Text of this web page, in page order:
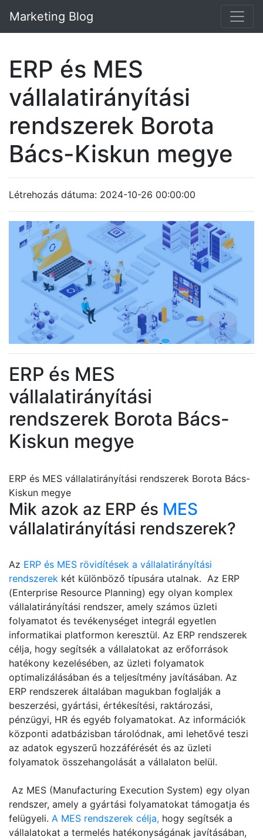
Marketing Blog
ERP és MES
vállalatirányítási
rendszerek Borota
Bács-Kiskun megye
Létrehozás dátuma: 2024-10-26 00:00:00
ERP és MES
vállalatirányítási
rendszerek Borota Bács-
Kiskun megye
ERP és MES vállalatirányítási rendszerek Borota Bács-
Kiskun megye
Mik azok az ERP és MES
vállalatirányítási rendszerek?
Az ERP és MES rövidítések a vállalatirányítási
rendszerek két különböző típusára utalnak. Az ERP
(Enterprise Resource Planning) egy olyan komplex
vállalatirányítási rendszer, amely számos üzleti
folyamatot és tevékenységet integrál egyetlen
informatikai platformon keresztül. Az ERP rendszerek
célja, hogy segítsék a vállalatokat az erőforrások
hatékony kezelésében, az üzleti folyamatok
optimalizálásában és a teljesítmény javításában. Az
ERP rendszerek általában magukban foglalják a
beszerzési, gyártási, értékesítési, raktározási,
pénzügyi, HR és egyéb folyamatokat. Az információk
központi adatbázisban tárolódnak, ami lehetővé teszi
az adatok egyszerű hozzáférését és az üzleti
folyamatok összehangolását a vállalaton belül.
Az MES (Manufacturing Execution System) egy olyan
rendszer, amely a gyártási folyamatokat támogatja és
felügyeli. A MES rendszerek célja, hogy segítsék a
vállalatokat a termelés hatékonyságának javításában,